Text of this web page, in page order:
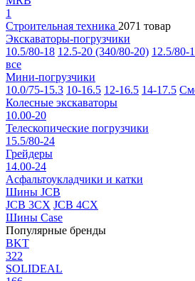
1
Строительная техника 2071 товар
Экскаваторы-погрузчики
10.5/80-18 12.5-20 (340/80-20) 12.5/80-
все
Мини-погрузчики
10.0/75-15.3 10-16.5 12-16.5 14-17.5
Колесные экскаваторы
10.00-20
Телескопические погрузчики
15.5/80-24
Грейдеры
14.00-24
Асфальтоукладчики и катки
Шины JCB
JCB 3CX JCB 4CX
Шины Case
Популярные бренды
BKT
322
SOLIDEAL